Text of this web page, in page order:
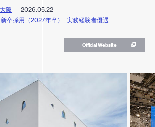
大阪
2026.05.22
新卒採用（2027年卒） 実務経験者優遇
Official Website